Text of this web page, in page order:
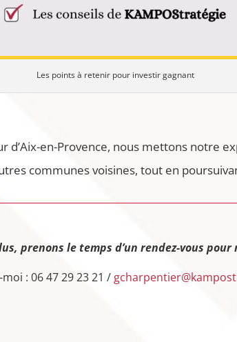
Les points à retenir pour investir gagnant
d’Aix-en-Provence, nous mettons notre
communes voisines, tout en
prenons le temps d’un rendez-vous
: 06 47 29 23 21 /